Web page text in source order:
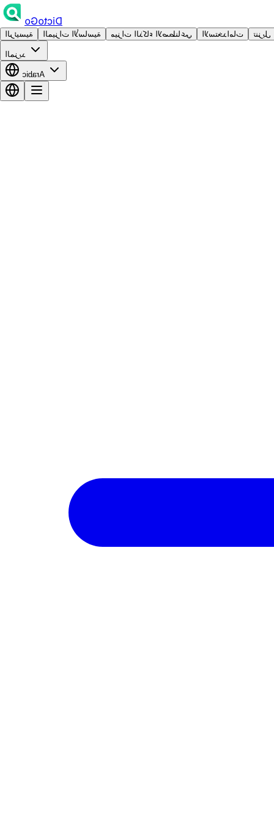
DictoGo
الرئيسية الميزات الأساسية ميزات الذكاء الاصطناعي الاستخدامات تنزيل
المزيد